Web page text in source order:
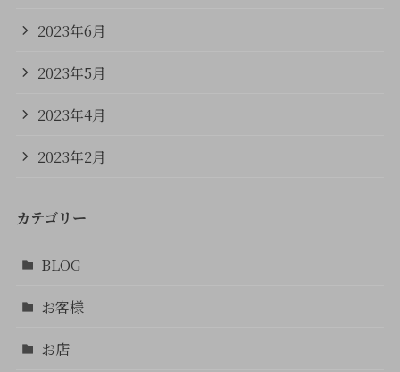
2023年6月
2023年5月
2023年4月
2023年2月
カテゴリー
BLOG
お客様
お店